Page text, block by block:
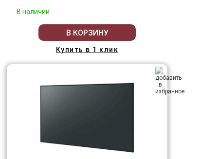
В наличии
В КОРЗИНУ
Купить в 1 клик